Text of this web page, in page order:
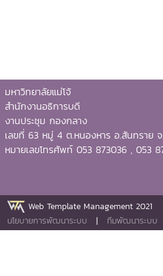
มหาวิทยาลัยแม่โจ้
สำนักงานอธิการบดี
งานประชุม กองกลาง
เลขที่ 63 หมู่ 4 ต.หนองหาร อ.สันทราย
หมายเลขโทรศัพท์ 053 873036 , 053
Web Template Management 2021
นโยบายการพัฒนาระบบ | ทีมพัฒนาระบบ